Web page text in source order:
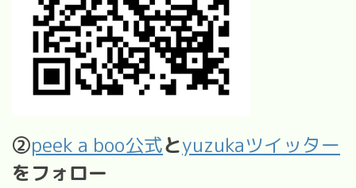
②peek a boo公式とyuzukaツイッター
をフォロー